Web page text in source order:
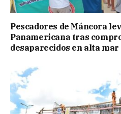
Pescadores de Máncora
Panamericana tras
desaparecidos en alta mar